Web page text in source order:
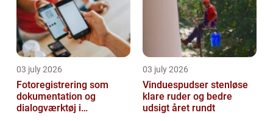
03 july 2026
Fotoregistrering som
dokumentation og
dialogværktøj i
03 july 2026
Vinduespudser stenløse
klare ruder og bedre
udsigt året rundt